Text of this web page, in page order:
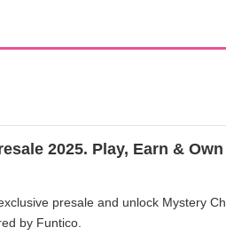
2025. Play, Earn &
presale and unlock Mystery
by Funtico.